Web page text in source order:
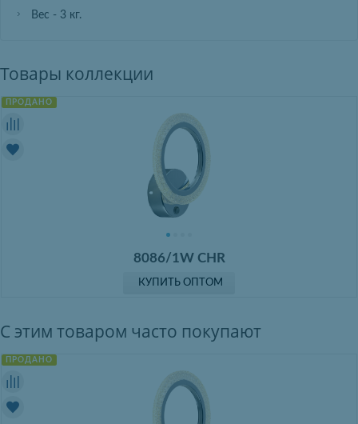
Вес - 3 кг.
Товары коллекции
ПРОДАНО
8086/1W CHR
КУПИТЬ ОПТОМ
С этим товаром часто покупают
ПРОДАНО